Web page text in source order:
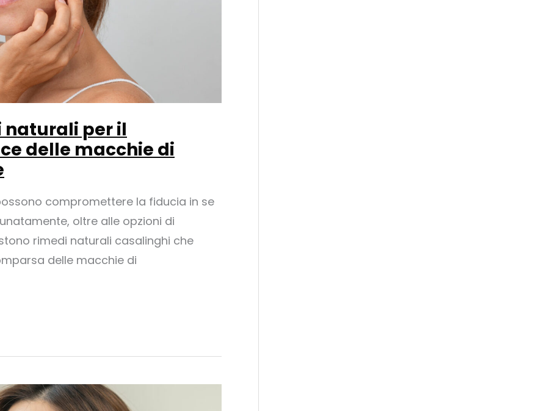
naturali per il
delle macchie di
compromettere la fiducia in se
oltre alle opzioni di
rimedi naturali casalinghi che
delle macchie di